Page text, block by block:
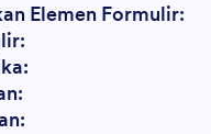
Elemen Formulir: